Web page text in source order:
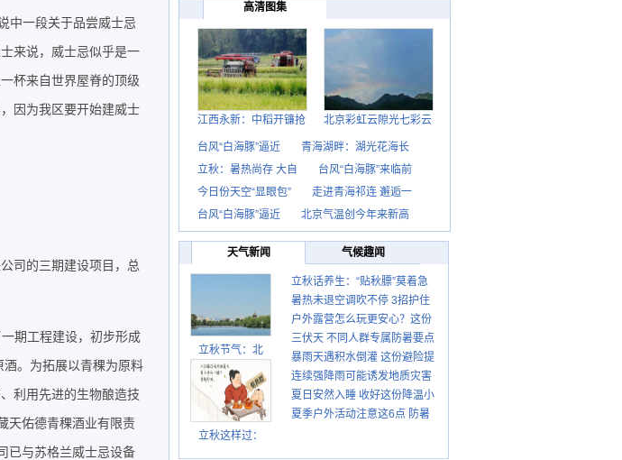
中一段关于品尝威士忌
来说，威士忌似乎是一
杯来自世界屋脊的顶级
因为我区要开始建威士
司的三期建设项目，总
期工程建设，初步形成
。为拓展以青稞为原料
利用先进的生物酿造技
天佑德青稞酒业有限责
已与苏格兰威士忌设备
高清图集
江西永新：中稻开镰抢 北京彩虹云隙光七彩云
台风“白海豚”逼近
青海湖畔：湖光花海长
立秋：暑热尚存 大自
台风“白海豚”来临前
今日份天空“显眼包”
走进青海祁连 邂逅一
台风“白海豚”逼近
北京气温创今年来新高
天气新闻 气候趣闻
立秋节气：北
立秋这样过：
立秋话养生：“贴秋膘”莫着急
先清暑再防燥
暑热未退空调吹不停 3招护住
肩颈不酸痛
户外露营怎么玩更安心？这份
攻略请收好
三伏天 不同人群专属防暑要点
请收好
暴雨天遇积水倒灌 这份避险提
示请收好
连续强降雨可能诱发地质灾害
这些前兆要知道
夏日安然入睡 收好这份降温小
贴士
夏季户外活动注意这6点 防暑